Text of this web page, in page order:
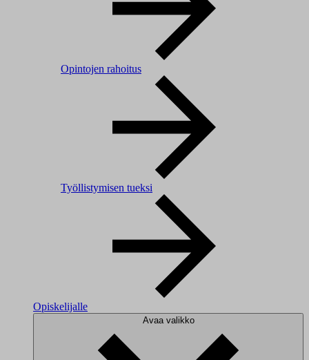
Opintojen rahoitus
Työllistymisen tueksi
Opiskelijalle
Avaa valikko